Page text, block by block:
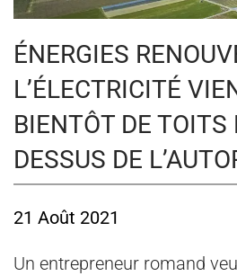
ÉNERGIES
L’ÉLECTRICITÉ
BIENTÔT DE TOITS
DESSUS DE
21 Août 2021
Un entrepreneur romand